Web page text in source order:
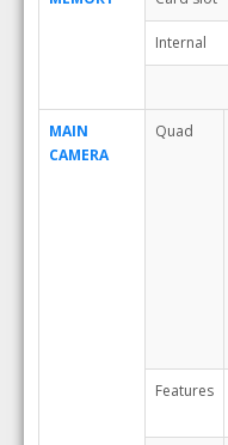
Internal
MAIN
CAMERA
Quad
Features